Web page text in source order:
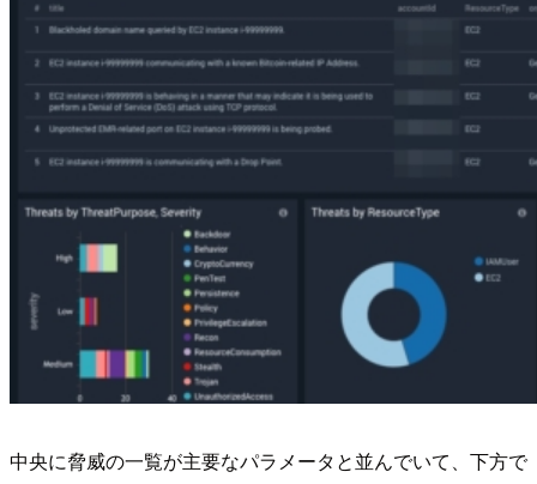
中央に脅威の一覧が主要なパラメータと並んでいて、下方で